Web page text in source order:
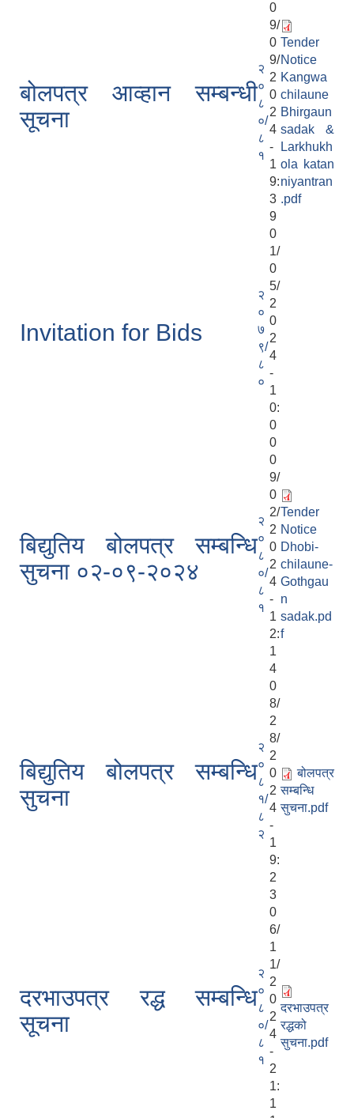
बोलपत्र आव्हान सम्बन्धी
सूचना
२
०
८
०/
८
१
0
9/
0
9/
2
0
2
4
-
1
9:
3
9
Tender
Notice
Kangwa
chilaune
Bhirgaun
sadak &
Larkhukh
ola katan
niyantran
.pdf
Invitation for Bids
२
०
७
९/
८
०
0
1/
0
5/
2
0
2
4
-
1
0:
0
0
बिद्युतिय बोलपत्र सम्बन्धि
सुचना ०२-०९-२०२४
२
०
८
०/
८
१
0
9/
0
2/
2
0
2
4
-
1
2:
1
4
Tender
Notice
Dhobi-
chilaune-
Gothgau
n
sadak.pd
f
बिद्युतिय बोलपत्र सम्बन्धि
सुचना
२
०
८
१/
८
२
0
8/
2
8/
2
0
2
4
-
1
9:
2
3
बोलपत्र
सम्बन्धि
सुचना.pdf
दरभाउपत्र रद्ध सम्बन्धि
सूचना
२
०
८
०/
८
१
0
6/
1
1/
2
0
2
4
-
2
1:
1
दरभाउपत्र
रद्धको
सुचना.pdf